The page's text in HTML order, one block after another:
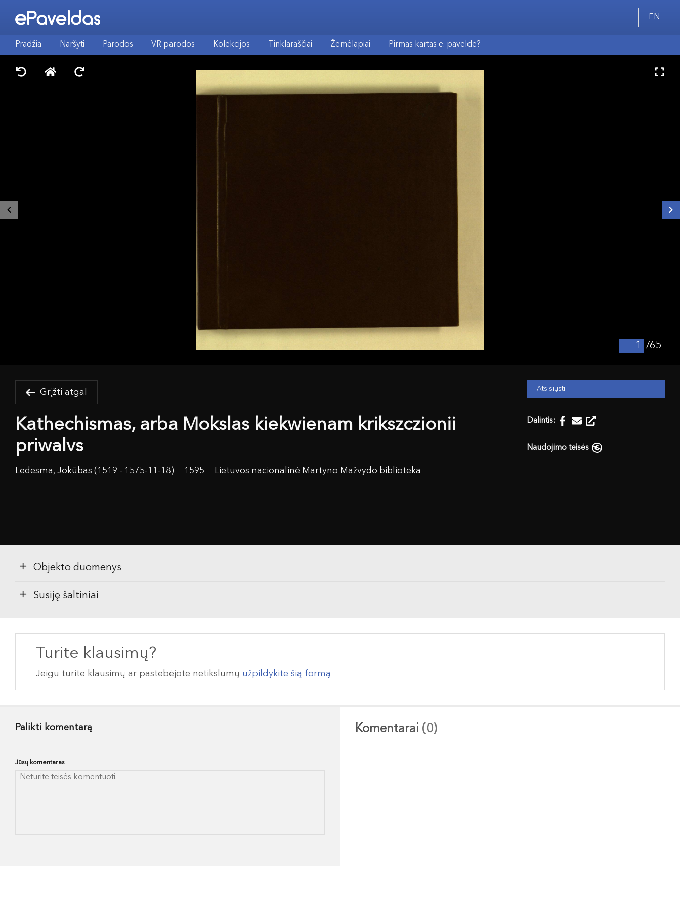
EN
Pradžia Naršyti Parodos VR parodos Kolekcijos Tinklaraščiai Žemėlapiai Pirmas kartas e. pavelde?
/65
Grįžti atgal
Kathechismas, arba Mokslas kiekwienam krikszczionii
priwalvs
Ledesma, Jokūbas (1519 - 1575-11-18) 1595 Lietuvos nacionalinė Martyno Mažvydo biblioteka
Atsisiųsti
Dalintis:
Naudojimo teisės
Objekto duomenys
Susiję šaltiniai
Turite klausimų?
Jeigu turite klausimų ar pastebėjote netikslumų užpildykite šią formą
Palikti komentarą
Jūsų komentaras
Komentarai (0)